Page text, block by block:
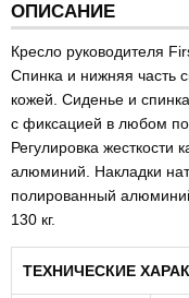
ОПИСАНИЕ
Кресло руководителя
Спинка и нижняя часть
кожей. Сиденье и
с фиксацией в любом
Регулировка жесткости
алюминий. Накладки
полированный
130 кг.
ТЕХНИЧЕСКИЕ